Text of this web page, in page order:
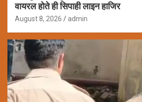
वायरल होते ही सिपाही लाइन हाजिर
August 8, 2026 admin